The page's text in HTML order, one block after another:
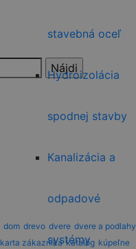
stavebná oceľ
Hydroizolácia
spodnej stavby
Kanalizácia a
odpadové
systémy
dom drevo dvere dvere a podlahy
karta zákazníka katalóg kúpeľne